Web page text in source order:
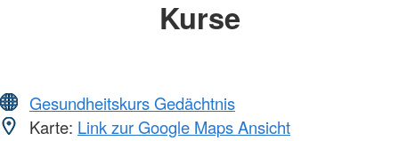
Kurse
Gesundheitskurs Gedächtnis
Karte: Link zur Google Maps Ansicht